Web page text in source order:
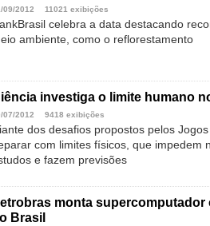
09/2012 11021 exibições
celebra a data destacando
ambiente, como o reflorestamento
investiga o limite humano
07/2012 9418 exibições
dos desafios propostos pelos
com limites físicos, que impedem
e fazem previsões
monta
Brasil